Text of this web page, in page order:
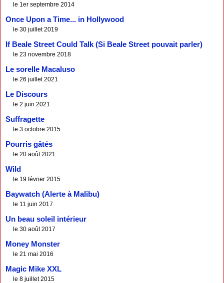
le 1er septembre 2014
Once Upon a Time... in Hollywood
le 30 juillet 2019
If Beale Street Could Talk (Si Beale Street pouvait parler)
le 23 novembre 2018
Le sorelle Macaluso
le 26 juillet 2021
Le Discours
le 2 juin 2021
Suffragette
le 3 octobre 2015
Pourris gâtés
le 20 août 2021
Wild
le 19 février 2015
Baywatch (Alerte à Malibu)
le 11 juin 2017
Un beau soleil intérieur
le 30 août 2017
Money Monster
le 21 mai 2016
Magic Mike XXL
le 8 juillet 2015